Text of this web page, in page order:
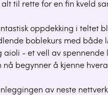
til rette for en fin kveld
oppdekking i teltet
boblekurs med både
- et vell av spennende
begynner å kjenne
av neste